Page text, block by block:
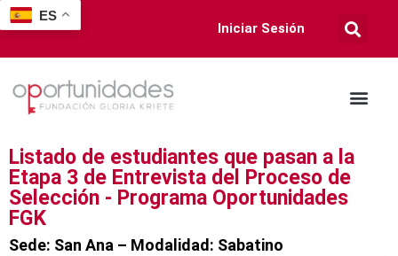
Iniciar Sesión
Listado de estudiantes que pasan a la
Etapa 3 de Entrevista del Proceso de
Selección - Programa Oportunidades
FGK
Sede: San Ana – Modalidad: Sabatino
ES